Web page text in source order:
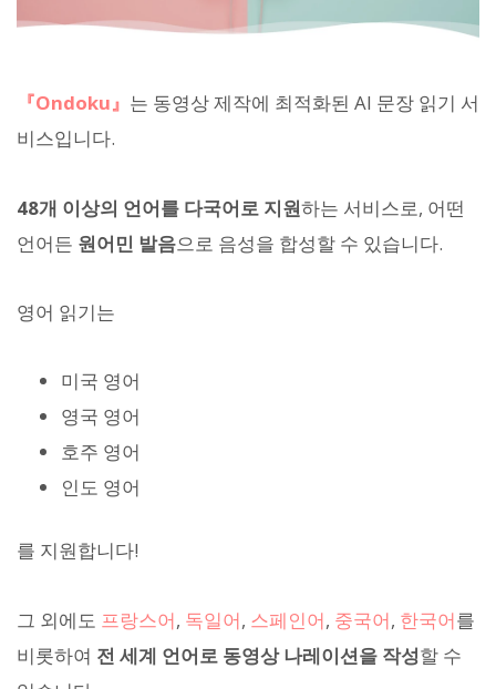
『Ondoku』 는 동영상 제작에 최적화된 AI 문장 읽기 서
비스입니다.
48개 이상의 언어를 다국어로 지원하는 서비스로, 어떤
언어든 원어민 발음으로 음성을 합성할 수 있습니다.
영어 읽기는
미국 영어
영국 영어
호주 영어
인도 영어
를 지원합니다!
그 외에도 프랑스어, 독일어, 스페인어, 중국어, 한국어를
비롯하여 전 세계 언어로 동영상 나레이션을 작성할 수